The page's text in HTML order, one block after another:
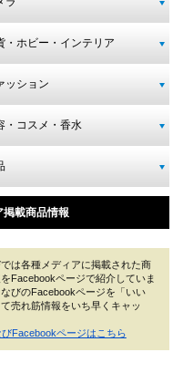
・ホビー・インテリア
ッション
・コスメ・香水
掲載商品情報
は各種メディアに掲載された商
Facebookページで紹介していま
びのFacebookページを「いい
売れ筋情報をいち早くキャッ
びFacebookページはこちら